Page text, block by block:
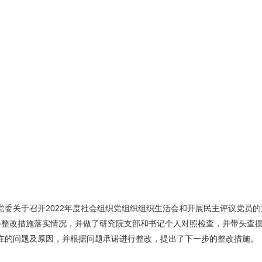
关于召开2022年度社会组织党组织组织生活会和开展民主评议党员
改措施落实情况，并做了研究院支部和书记个人对照检查，并带头查
问题及原因，并根据问题承诺进行整改，提出了下一步的整改措施。